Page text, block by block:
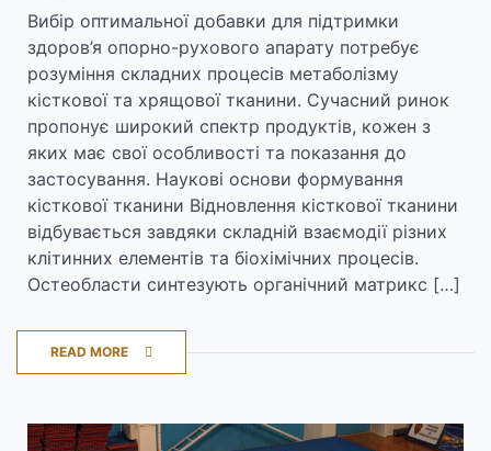
Вибір оптимальної добавки для підтримки
здоров’я опорно-рухового апарату потребує
розуміння складних процесів метаболізму
кісткової та хрящової тканини. Сучасний ринок
пропонує широкий спектр продуктів, кожен з
яких має свої особливості та показання до
застосування. Наукові основи формування
кісткової тканини Відновлення кісткової тканини
відбувається завдяки складній взаємодії різних
клітинних елементів та біохімічних процесів.
Остеобласти синтезують органічний матрикс […]
READ MORE